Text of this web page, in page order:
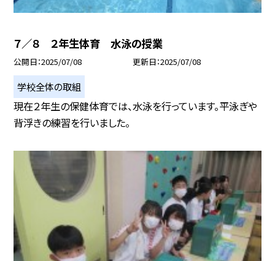
７／８ ２年生体育 水泳の授業
公開日 2025/07/08 更新日 2025/07/08
学校全体の取組
現在２年生の保健体育では、水泳を行っています。平泳ぎや
背浮きの練習を行いました。